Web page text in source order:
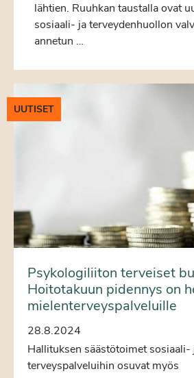
lähtien. Ruuhkan taustalla ovat
sosiaali- ja terveydenhuollon
annetun …
UUTISET
Psykologiliiton terveiset
Hoitotakuun pidennys on
mielenterveyspalveluille
28.8.2024
Hallituksen säästötoimet sosiaali-
terveyspalveluihin osuvat myös